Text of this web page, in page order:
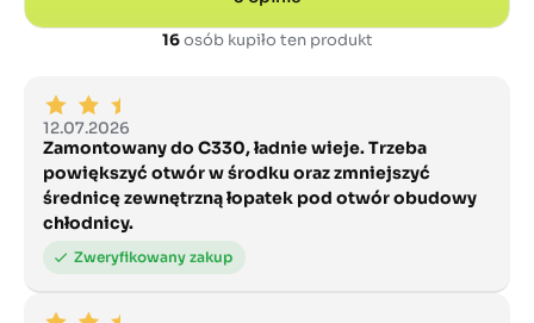
16osób kupiło ten produkt
12.07.2026
Zamontowany do C330, ładnie wieje. Trzeba
powiększyć otwór w środku oraz zmniejszyć
średnicę zewnętrzną łopatek pod otwór obudowy
chłodnicy.